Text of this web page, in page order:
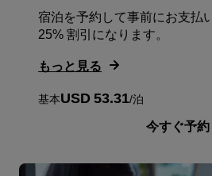
宿泊を予約して事前にお支払
25% 割引になります。
もっと見る
基本USD 53.31/泊
今すぐ予約